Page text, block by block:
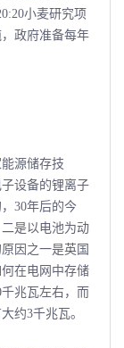
小麦研究项
政府准备每年
源储存技
设备的锂离子
30年后的今
是以电池为动
因之一是英国
在电网中存储
兆瓦左右，而
约3千兆瓦。